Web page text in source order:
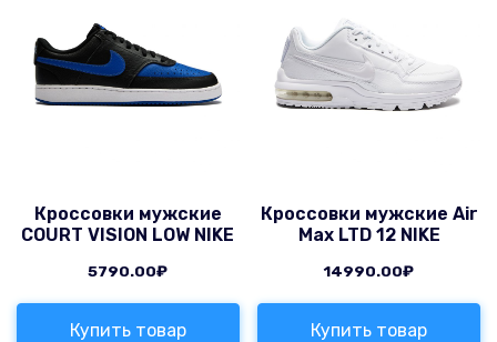
Кроссовки мужские
COURT VISION LOW NIKE
5790.00₽
Купить товар
Кроссовки мужские Air
Max LTD 12 NIKE
14990.00₽
Купить товар